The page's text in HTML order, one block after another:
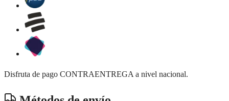
Disfruta de pago CONTRAENTREGA a nivel nacional.